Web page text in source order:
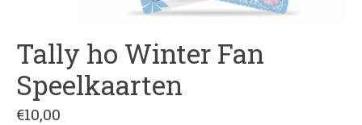
Tally ho Winter Fan
Speelkaarten
€10,00